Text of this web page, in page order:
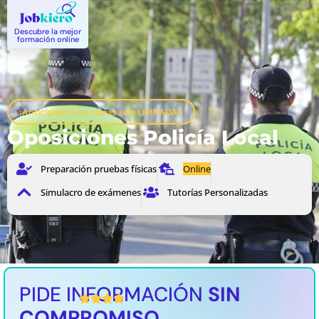
Descubre la mejor
formación online
¡Anticípate! Las plazas son LIMITADAS
Oposiciones Policía Local
Preparación pruebas físicas
Online
Simulacro de exámenes
Tutorías Personalizadas
PIDE INFORMACIÓN SIN
4,5 / 5 Valoración media